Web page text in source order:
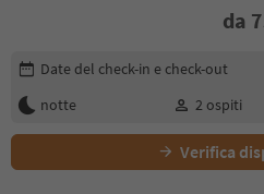
da
Modifica i dettagli della
Date del check-in e check-out
notte
2 ospiti
Verifica